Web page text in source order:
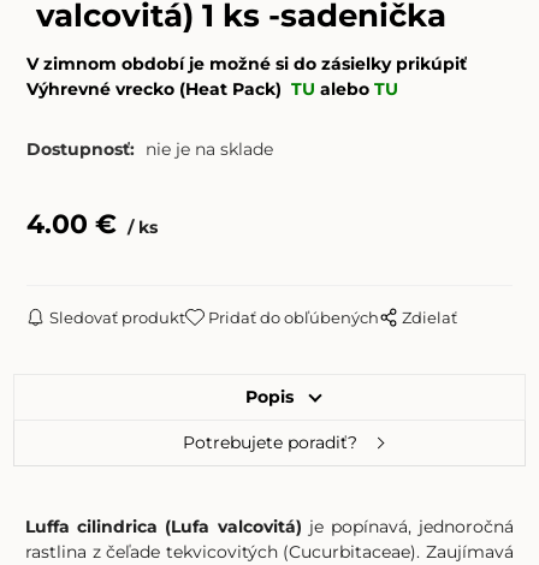
valcovitá) 1 ks -sadenička
V zimnom období je možné si do zásielky prikúpiť
Výhrevné vrecko (Heat Pack) TU alebo TU
Dostupnosť: nie je na sklade
4.00 € ks
Sledovať produkt Pridať do obľúbených Zdielať
Popis
Potrebujete poradiť?
Luffa cilindrica (Lufa valcovitá) je popínavá, jednoročná
rastlina z čeľade tekvicovitých (Cucurbitaceae). Zaujímavá